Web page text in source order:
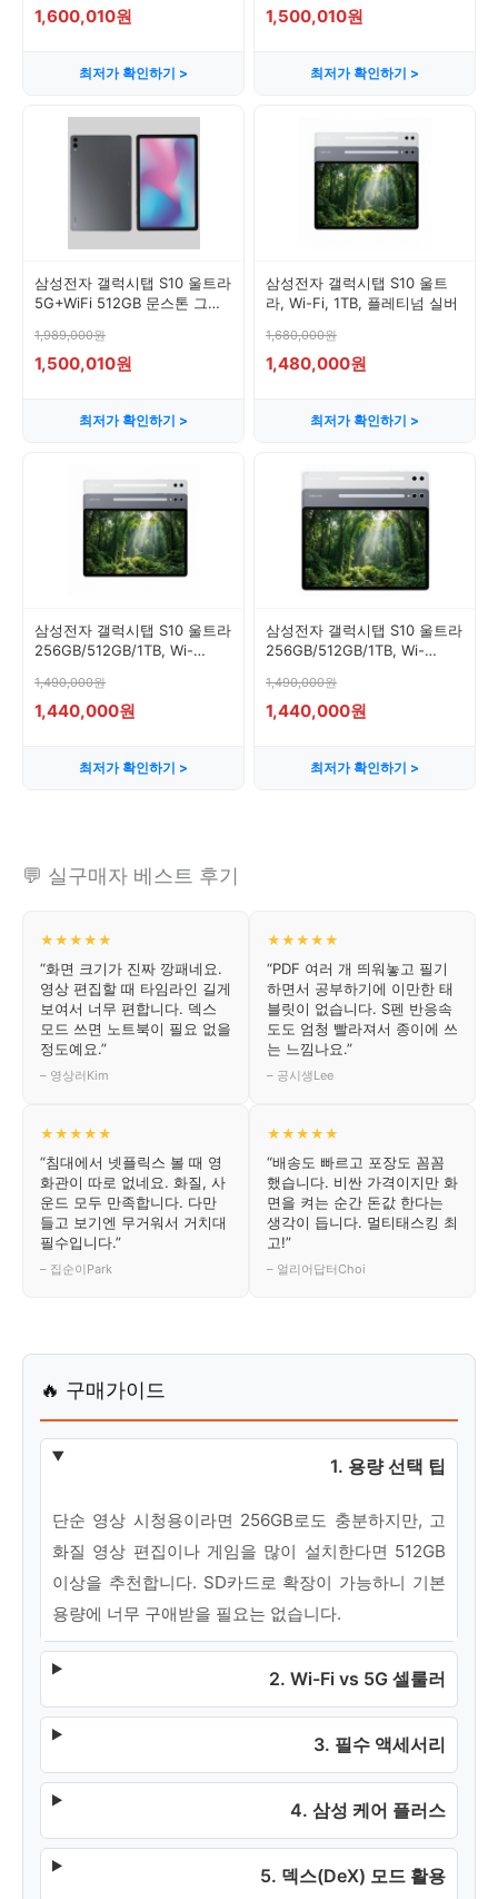
1,600,010원
최저가 확인하기 >
1,500,010원
최저가 확인하기 >
삼성전자 갤럭시탭 S10 울트라
5G+WiFi 512GB 문스톤 그레
1,989,000원
1,500,010원
최저가 확인하기 >
삼성전자 갤럭시탭 S10 울트
라, Wi-Fi, 1TB, 플레티넘 실버
1,680,000원
1,480,000원
최저가 확인하기 >
삼성전자 갤럭시탭 S10 울트라
256GB/512GB/1TB, Wi-
레이
1,490,000원
1,440,000원
최저가 확인하기 >
삼성전자 갤럭시탭 S10 울트라
256GB/512GB/1TB, Wi-
실버
1,490,000원
1,440,000원
최저가 확인하기 >
💬 실구매자 베스트 후기
★★★★★
“화면 크기가 진짜 깡패네요.
영상 편집할 때 타임라인 길게
보여서 너무 편합니다. 덱스
모드 쓰면 노트북이 필요 없을
정도예요.”
– 영상러Kim
★★★★★
“PDF 여러 개 띄워놓고 필기
하면서 공부하기에 이만한 태
블릿이 없습니다. S펜 반응속
도도 엄청 빨라져서 종이에 쓰
는 느낌나요.”
– 공시생Lee
★★★★★
“침대에서 넷플릭스 볼 때 영
화관이 따로 없네요. 화질, 사
운드 모두 만족합니다. 다만
들고 보기엔 무거워서 거치대
필수입니다.”
– 집순이Park
★★★★★
“배송도 빠르고 포장도 꼼꼼
했습니다. 비싼 가격이지만 화
면을 켜는 순간 돈값 한다는
생각이 듭니다. 멀티태스킹 최
고!”
– 얼리어답터Choi
🔥 구매가이드
1. 용량 선택 팁
단순 영상 시청용이라면 256GB로도 충분하지만, 고
화질 영상 편집이나 게임을 많이 설치한다면 512GB
이상을 추천합니다. SD카드로 확장이 가능하니 기본
용량에 너무 구애받을 필요는 없습니다.
2. Wi-Fi vs 5G 셀룰러
3. 필수 액세서리
4. 삼성 케어 플러스
5. 덱스(DeX) 모드 활용